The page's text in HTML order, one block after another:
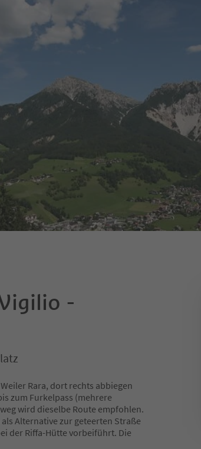
-
Rara, dort rechts abbiegen
zum Furkelpass (mehrere
wird dieselbe Route empfohlen.
Alternative zur geteerten Straße
der Riffa-Hütte vorbeiführt. Die